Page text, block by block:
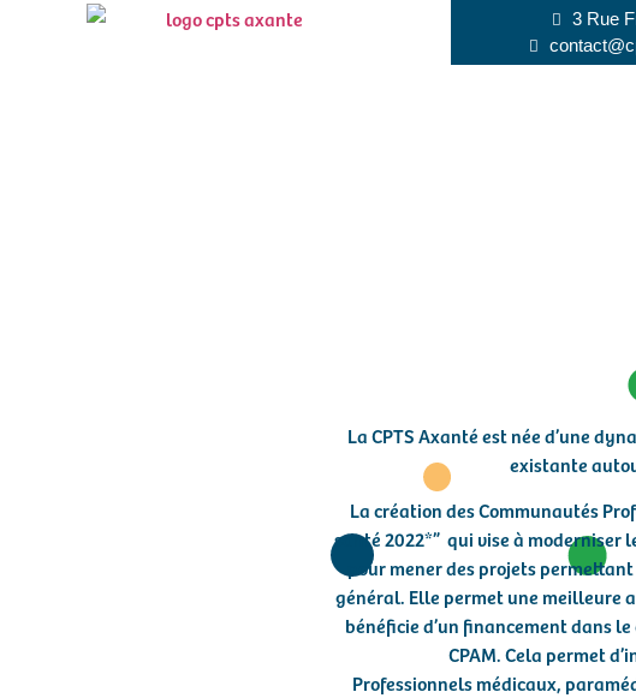
3 Rue
La CPTS Axanté est née d’une
existante
La création des Communautés
santé 2022*” qui vise à moderniser
pour mener des projets
général. Elle permet une meilleure
bénéficie d’un financement dans
CPAM. Cela permet
Professionnels médicaux,